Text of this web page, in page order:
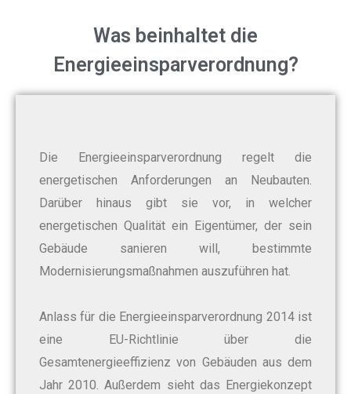
Was beinhaltet die
Energieeinsparverordnung?
Die Energieeinsparverordnung regelt die
energetischen Anforderungen an Neubauten.
Darüber hinaus gibt sie vor, in welcher
energetischen Qualität ein Eigentümer, der sein
Gebäude sanieren will, bestimmte
Modernisierungsmaßnahmen auszuführen hat.
Anlass für die Energieeinsparverordnung 2014 ist
eine EU-Richtlinie über die
Gesamtenergieeffizienz von Gebäuden aus dem
Jahr 2010. Außerdem sieht das Energiekonzept